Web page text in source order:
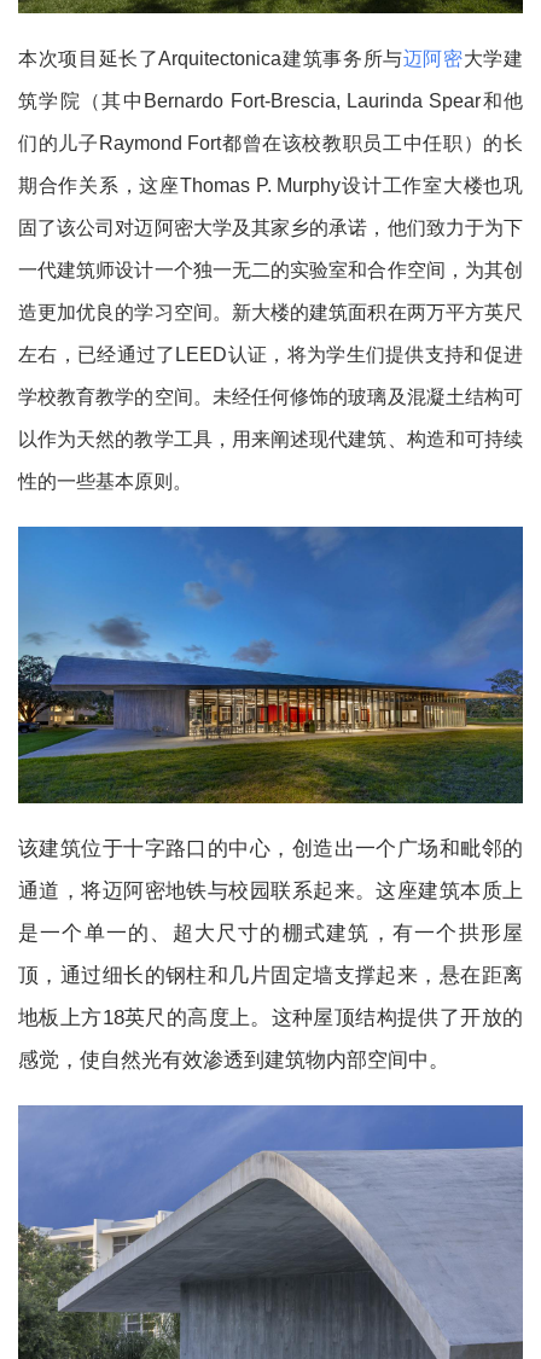
本次项目延长了Arquitectonica建筑事务所与迈阿密大学建
筑学院（其中Bernardo Fort-Brescia, Laurinda Spear和他
们的儿子Raymond Fort都曾在该校教职员工中任职）的长
期合作关系，这座Thomas P. Murphy设计工作室大楼也巩
固了该公司对迈阿密大学及其家乡的承诺，他们致力于为下
一代建筑师设计一个独一无二的实验室和合作空间，为其创
造更加优良的学习空间。新大楼的建筑面积在两万平方英尺
左右，已经通过了LEED认证，将为学生们提供支持和促进
学校教育教学的空间。未经任何修饰的玻璃及混凝土结构可
以作为天然的教学工具，用来阐述现代建筑、构造和可持续
性的一些基本原则。
该建筑位于十字路口的中心，创造出一个广场和毗邻的
通道，将迈阿密地铁与校园联系起来。这座建筑本质上
是一个单一的、超大尺寸的棚式建筑，有一个拱形屋
顶，通过细长的钢柱和几片固定墙支撑起来，悬在距离
地板上方18英尺的高度上。这种屋顶结构提供了开放的
感觉，使自然光有效渗透到建筑物内部空间中。